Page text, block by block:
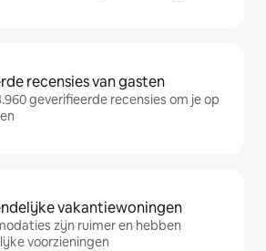
recensies van gasten
geverifieerde recensies om je op
vakantiewoningen
zijn ruimer en hebben
voorzieningen